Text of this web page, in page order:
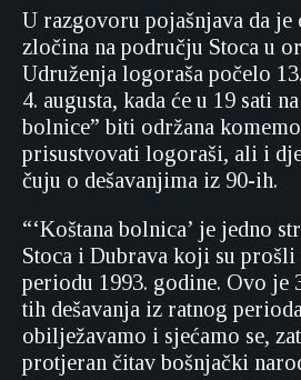
U razgovoru pojašnjava da je
zločina na području Stoca u
Udruženja logoraša počelo
4. augusta, kada će u 19 sati
bolnice” biti održana
prisustvovati logoraši, ali i
čuju o dešavanjima iz 90-ih.
“‘Koštana bolnica’ je jedno
Stoca i Dubrava koji su prošli
periodu 1993. godine. Ovo je
tih dešavanja iz ratnog
obilježavamo i sjećamo se,
protjeran čitav bošnjački